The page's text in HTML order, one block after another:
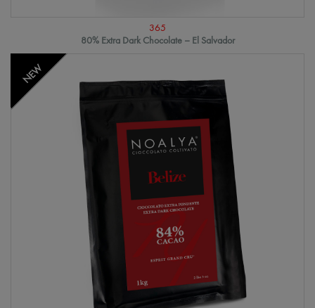
365
80% Extra Dark Chocolate – El Salvador
NEW